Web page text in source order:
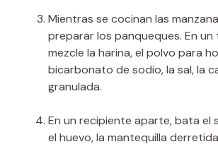
Mientras se cocinan las
preparar los panqueques. En
mezcle la harina, el polvo para
bicarbonato de sodio, la sal, la
granulada.
En un recipiente aparte, bata el
el huevo, la mantequilla